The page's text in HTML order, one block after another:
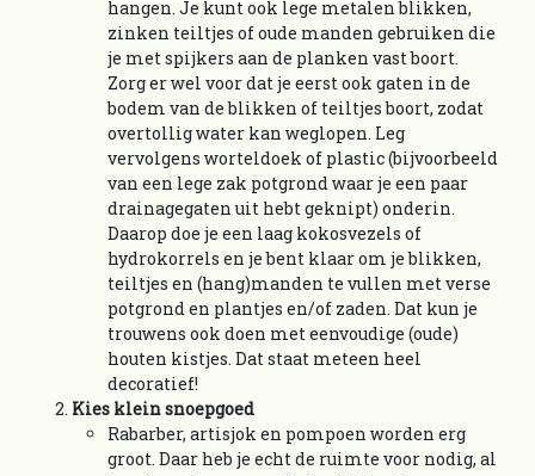
hangen. Je kunt ook lege metalen blikken,
zinken teiltjes of oude manden gebruiken die
je met spijkers aan de planken vast boort.
Zorg er wel voor dat je eerst ook gaten in de
bodem van de blikken of teiltjes boort, zodat
overtollig water kan weglopen. Leg
vervolgens worteldoek of plastic (bijvoorbeeld
van een lege zak potgrond waar je een paar
drainagegaten uit hebt geknipt) onderin.
Daarop doe je een laag kokosvezels of
hydrokorrels en je bent klaar om je blikken,
teiltjes en (hang)manden te vullen met verse
potgrond en plantjes en/of zaden. Dat kun je
trouwens ook doen met eenvoudige (oude)
houten kistjes. Dat staat meteen heel
decoratief!
Kies klein snoepgoed
​​​​​​​Rabarber, artisjok en pompoen worden erg
groot. Daar heb je echt de ruimte voor nodig, al